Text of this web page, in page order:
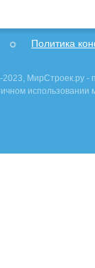
Политика
МирСтроек.ру -
использовании